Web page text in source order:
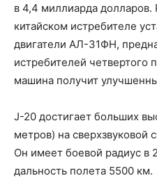
в 4,4 миллиарда
китайском истребителе
двигатели АЛ-31ФН,
истребителей четвертого
машина получит
J-20 достигает больших
метров) на сверхзвуковой
Он имеет боевой радиус в
дальность полета 5500 км.